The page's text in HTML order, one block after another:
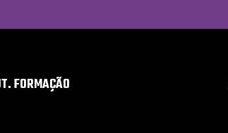
FORMAÇÃO